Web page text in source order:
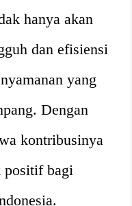
hanya akan
dan efisiensi
yang
Dengan
kontribusinya
positif bagi